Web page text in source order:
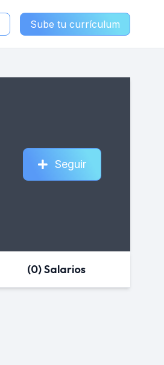
Sube tu currículum
Seguir
(0) Salarios